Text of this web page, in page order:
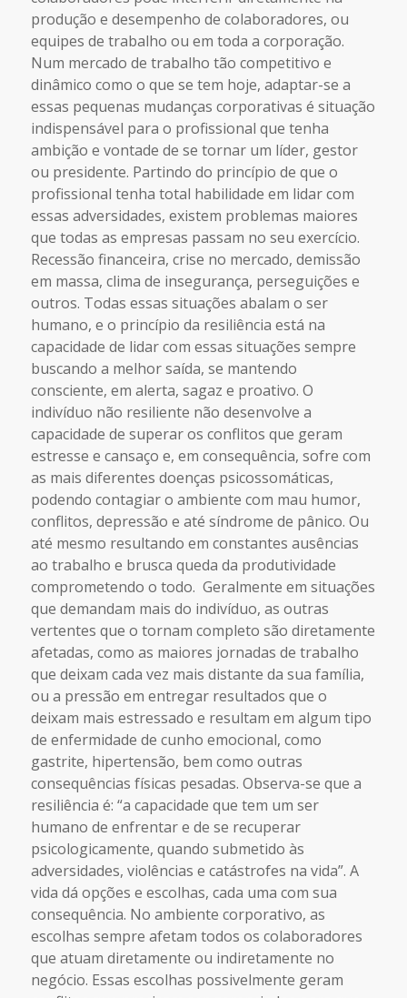
produção e desempenho de colaboradores, ou
equipes de trabalho ou em toda a corporação.
Num mercado de trabalho tão competitivo e
dinâmico como o que se tem hoje, adaptar-se a
essas pequenas mudanças corporativas é situação
indispensável para o profissional que tenha
ambição e vontade de se tornar um líder, gestor
ou presidente. Partindo do princípio de que o
profissional tenha total habilidade em lidar com
essas adversidades, existem problemas maiores
que todas as empresas passam no seu exercício.
Recessão financeira, crise no mercado, demissão
em massa, clima de insegurança, perseguições e
outros. Todas essas situações abalam o ser
humano, e o princípio da resiliência está na
capacidade de lidar com essas situações sempre
buscando a melhor saída, se mantendo
consciente, em alerta, sagaz e proativo. O
indivíduo não resiliente não desenvolve a
capacidade de superar os conflitos que geram
estresse e cansaço e, em consequência, sofre com
as mais diferentes doenças psicossomáticas,
podendo contagiar o ambiente com mau humor,
conflitos, depressão e até síndrome de pânico. Ou
até mesmo resultando em constantes ausências
ao trabalho e brusca queda da produtividade
comprometendo o todo. Geralmente em situações
que demandam mais do indivíduo, as outras
vertentes que o tornam completo são diretamente
afetadas, como as maiores jornadas de trabalho
que deixam cada vez mais distante da sua família,
ou a pressão em entregar resultados que o
deixam mais estressado e resultam em algum tipo
de enfermidade de cunho emocional, como
gastrite, hipertensão, bem como outras
consequências físicas pesadas. Observa-se que a
resiliência é: “a capacidade que tem um ser
humano de enfrentar e de se recuperar
psicologicamente, quando submetido às
adversidades, violências e catástrofes na vida”. A
vida dá opções e escolhas, cada uma com sua
consequência. No ambiente corporativo, as
escolhas sempre afetam todos os colaboradores
que atuam diretamente ou indiretamente no
negócio. Essas escolhas possivelmente geram